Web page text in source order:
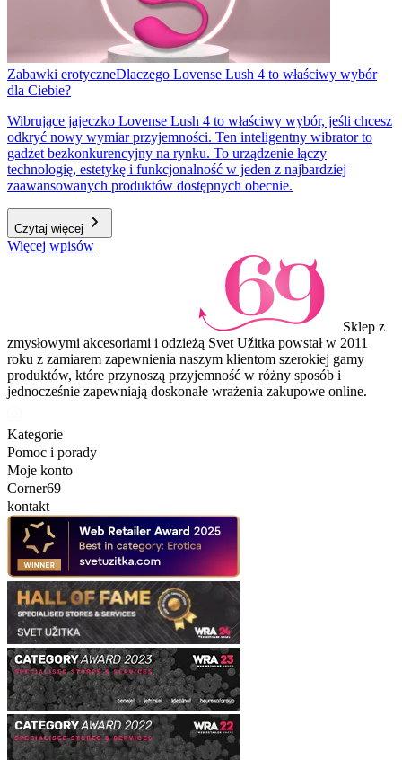
Zabawki erotyczneDlaczego Lovense Lush 4 to właściwy wybór
dla Ciebie?
Wibrujące jajeczko Lovense Lush 4 to właściwy wybór, jeśli chcesz
odkryć nowy wymiar przyjemności. Ten inteligentny wibrator to
gadżet bezkonkurencyjny na rynku. To urządzenie łączy
technologię, estetykę i funkcjonalność w jeden z najbardziej
zaawansowanych produktów dostępnych obecnie.
Czytaj więcej
Więcej wpisów
Sklep z
zmysłowymi akcesoriami i odzieżą Svet Užitka powstał w 2011
roku z zamiarem zapewnienia naszym klientom szerokiej gamy
produktów, które przynoszą przyjemność w różny sposób i
jednocześnie zapewniają doskonałe wrażenia zakupowe online.
Kategorie
Pomoc i porady
Moje konto
Corner69
kontakt